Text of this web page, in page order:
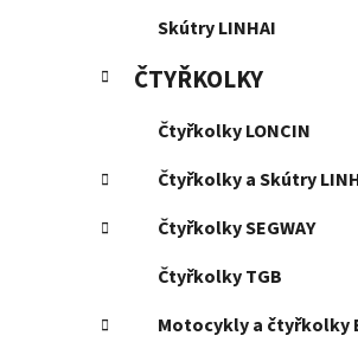
Skútry LINHAI
ČTYŘKOLKY
Čtyřkolky LONCIN
Čtyřkolky a Skútry
Čtyřkolky SEGWAY
Čtyřkolky TGB
Motocykly a čtyřkolky